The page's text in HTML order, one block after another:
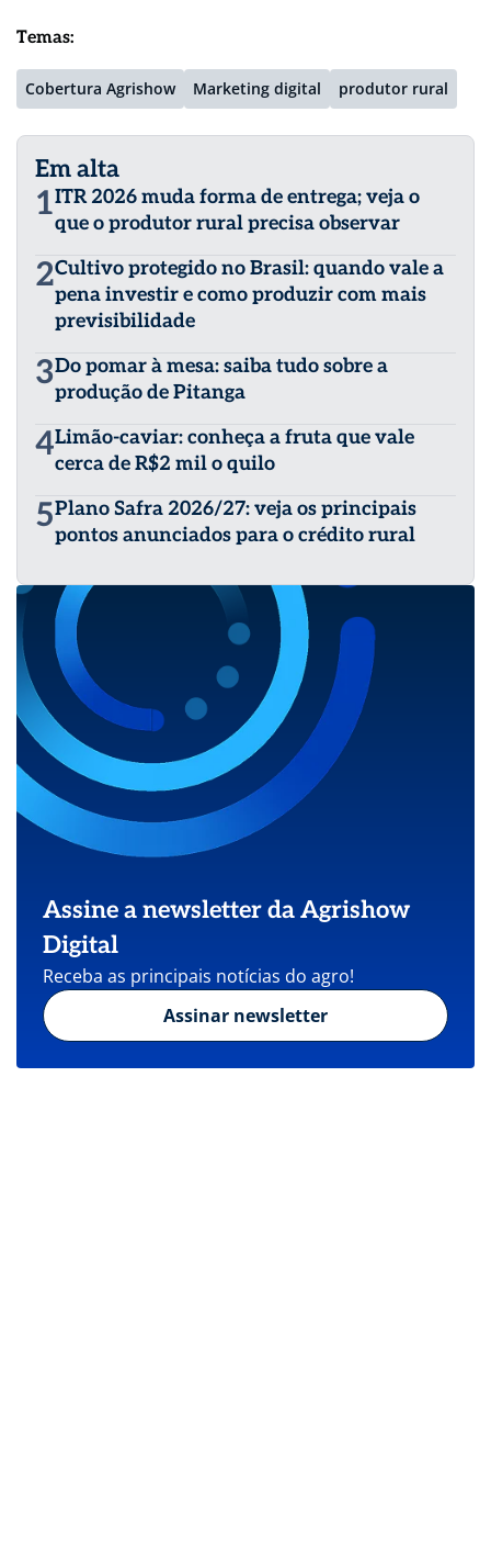
Temas:
Cobertura Agrishow Marketing digital produtor rural
Em alta
1ITR 2026 muda forma de entrega; veja o
que o produtor rural precisa observar
2Cultivo protegido no Brasil: quando vale a
pena investir e como produzir com mais
previsibilidade
3Do pomar à mesa: saiba tudo sobre a
produção de Pitanga
4Limão-caviar: conheça a fruta que vale
cerca de R$2 mil o quilo
5Plano Safra 2026/27: veja os principais
pontos anunciados para o crédito rural
Assine a newsletter da Agrishow
Digital
Receba as principais notícias do agro!
Assinar newsletter